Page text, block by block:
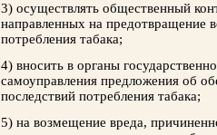
3) осуществлять общественный
направленных на предотвращение
потребления табака;
4) вносить в органы
самоуправления предложения об
последствий потребления табака;
5) на возмещение вреда,